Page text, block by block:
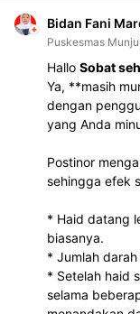
Bidan Fani
Puskesmas
Hallo Sobat
Ya, **masih
dengan
yang Anda
Postinor
sehingga efek
* Haid datang
biasanya.
* Jumlah
* Setelah haid
selama